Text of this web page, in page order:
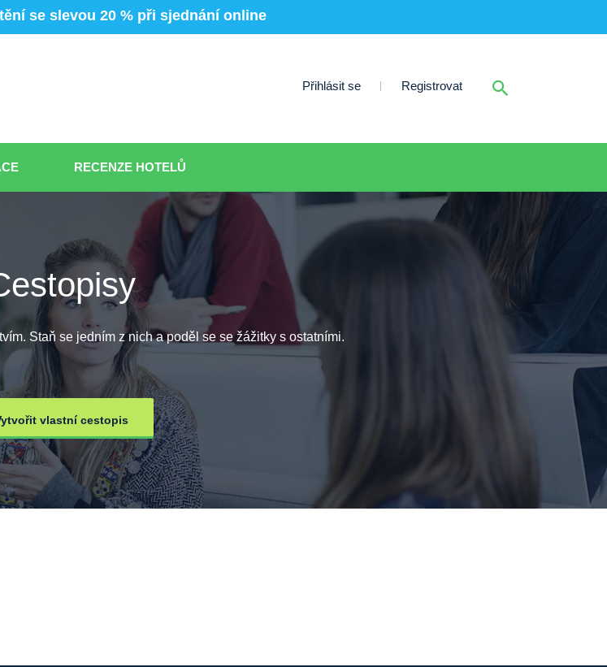
se slevou 20 % při sjednání online
Přihlásit se Registrovat
RECENZE HOTELŮ
Staň se jedním z nich a poděl se se žážitky s ostatními.
vlastní cestopis